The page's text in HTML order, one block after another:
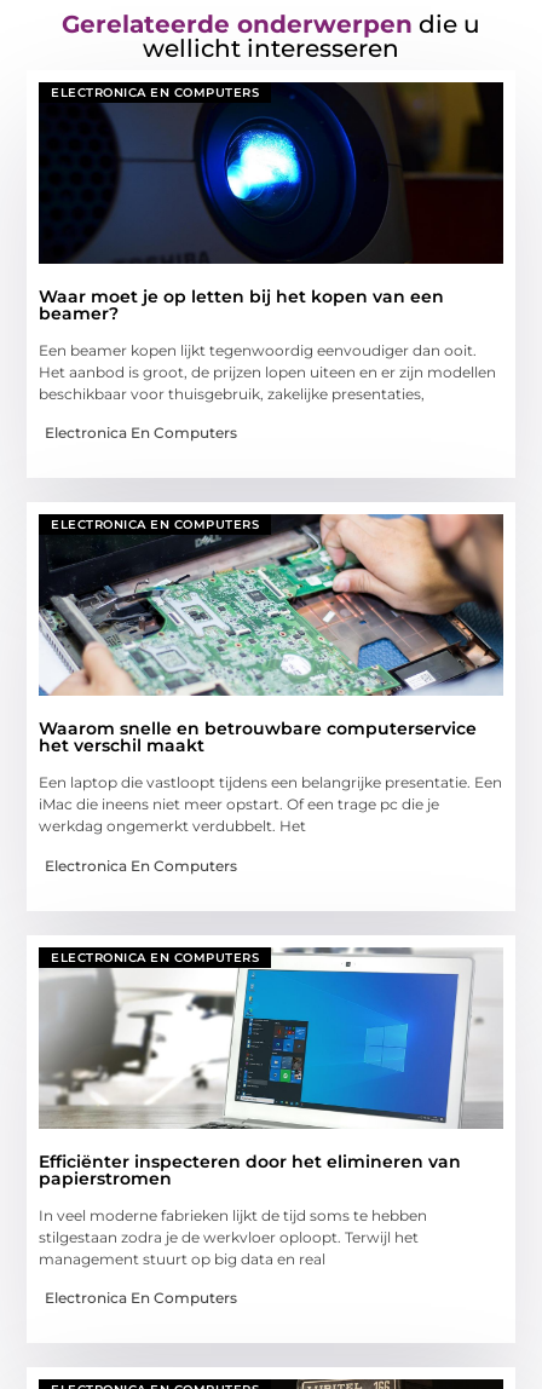
Gerelateerde onderwerpen die u
wellicht interesseren
ELECTRONICA EN COMPUTERS
Waar moet je op letten bij het kopen van een
beamer?
Een beamer kopen lijkt tegenwoordig eenvoudiger dan ooit.
Het aanbod is groot, de prijzen lopen uiteen en er zijn modellen
beschikbaar voor thuisgebruik, zakelijke presentaties,
Electronica En Computers
ELECTRONICA EN COMPUTERS
Waarom snelle en betrouwbare computerservice
het verschil maakt
Een laptop die vastloopt tijdens een belangrijke presentatie. Een
iMac die ineens niet meer opstart. Of een trage pc die je
werkdag ongemerkt verdubbelt. Het
Electronica En Computers
ELECTRONICA EN COMPUTERS
Efficiënter inspecteren door het elimineren van
papierstromen
In veel moderne fabrieken lijkt de tijd soms te hebben
stilgestaan zodra je de werkvloer oploopt. Terwijl het
management stuurt op big data en real
Electronica En Computers